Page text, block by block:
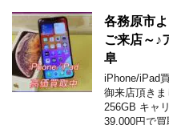
各務原市
ご来店～♪
阜
iPhone/iPad
御来店頂き
256GB キャ
39,000円で